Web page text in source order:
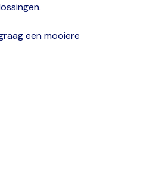
een mooiere